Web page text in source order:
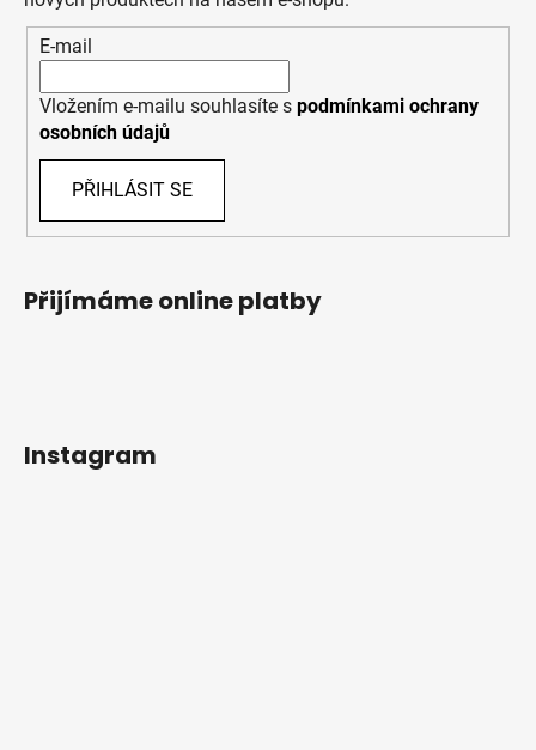
E-mail
Vložením e-mailu souhlasíte s podmínkami ochrany
osobních údajů
PŘIHLÁSIT SE
Přijímáme online platby
Instagram